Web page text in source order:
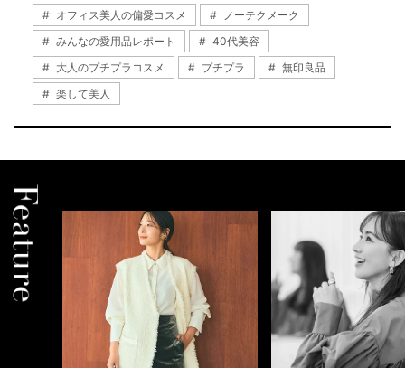
オフィス美人の偏愛コスメ
ノーテクメーク
みんなの愛用品レポート
40代美容
大人のプチプラコスメ
プチプラ
無印良品
楽して美人